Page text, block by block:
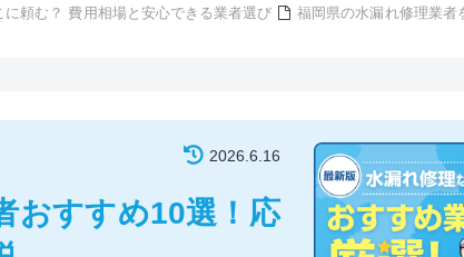
に頼む？ 費用相場と安心できる業者選び 福岡県の水漏れ修理業者
2026.6.16
おすすめ10選！応